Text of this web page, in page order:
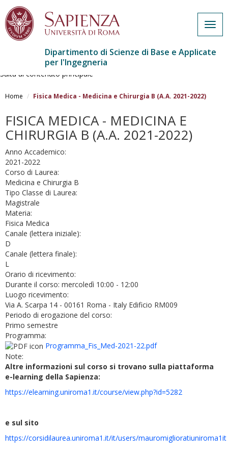
Salta al contenuto principale
Dipartimento di Scienze di Base e Applicate
per l'Ingegneria
Home Fisica Medica - Medicina e Chirurgia B (A.A. 2021-2022)
FISICA MEDICA - MEDICINA E
CHIRURGIA B (A.A. 2021-2022)
Anno Accademico:
2021-2022
Corso di Laurea:
Medicina e Chirurgia B
Tipo Classe di Laurea:
Magistrale
Materia:
Fisica Medica
Canale (lettera iniziale):
D
Canale (lettera finale):
L
Orario di ricevimento:
Durante il corso: mercoledì 10:00 - 12:00
Luogo ricevimento:
Via A. Scarpa 14 - 00161 Roma - Italy Edificio RM009
Periodo di erogazione del corso:
Primo semestre
Programma:
Programma_Fis_Med-2021-22.pdf
Note:
Altre informazioni sul corso si trovano sulla piattaforma
e-learning della Sapienza:
https://elearning.uniroma1.it/course/view.php?id=5282
e sul sito
https://corsidilaurea.uniroma1.it/it/users/mauromiglioratiuniroma1it